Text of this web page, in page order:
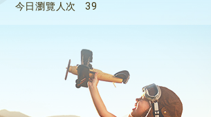
今日瀏覽人次
39